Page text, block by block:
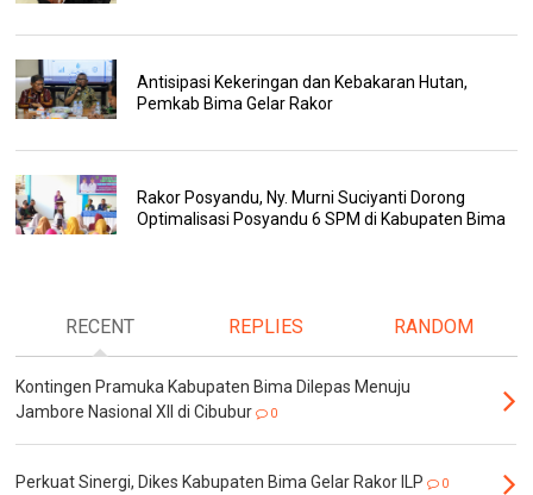
Antisipasi Kekeringan dan Kebakaran Hutan,
Pemkab Bima Gelar Rakor
Rakor Posyandu, Ny. Murni Suciyanti Dorong
Optimalisasi Posyandu 6 SPM di Kabupaten Bima
RECENT REPLIES RANDOM
Kontingen Pramuka Kabupaten Bima Dilepas Menuju
Jambore Nasional XII di Cibubur
0
Perkuat Sinergi, Dikes Kabupaten Bima Gelar Rakor ILP 0